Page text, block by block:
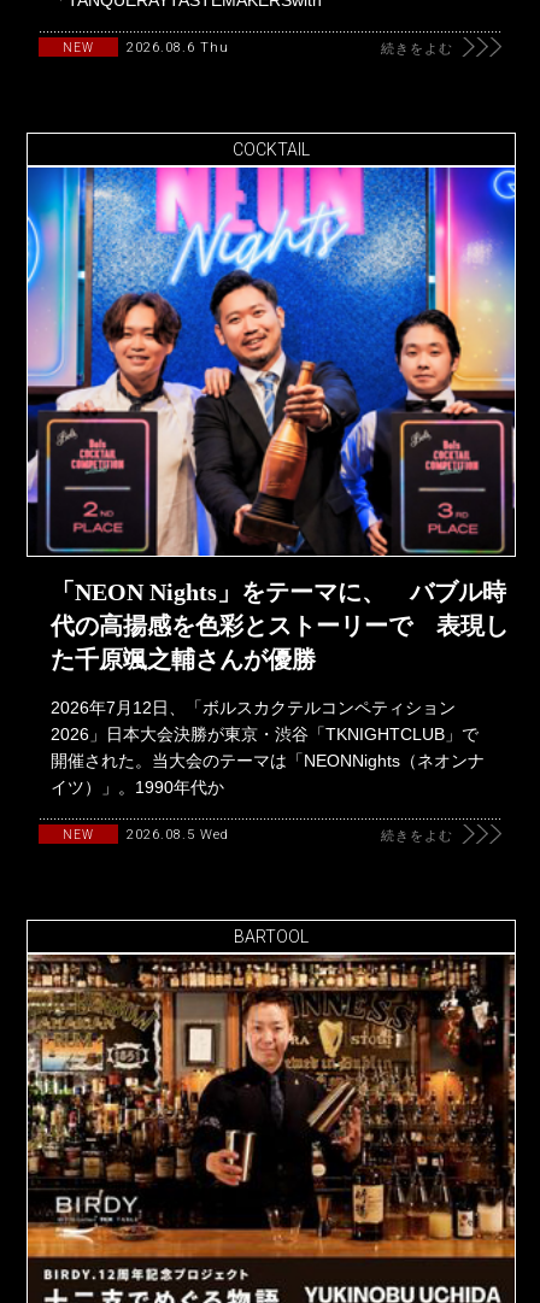
NEW 2026.08.6 Thu 続きをよむ
COCKTAIL
「NEON Nights」をテーマに、 バブル時
代の高揚感を色彩とストーリーで 表現し
た千原颯之輔さんが優勝
2026年7月12日、「ボルスカクテルコンペティション
2026」日本大会決勝が東京・渋谷「TKNIGHTCLUB」で
開催された。当大会のテーマは「NEONNights（ネオンナ
イツ）」。1990年代か
NEW 2026.08.5 Wed 続きをよむ
BARTOOL